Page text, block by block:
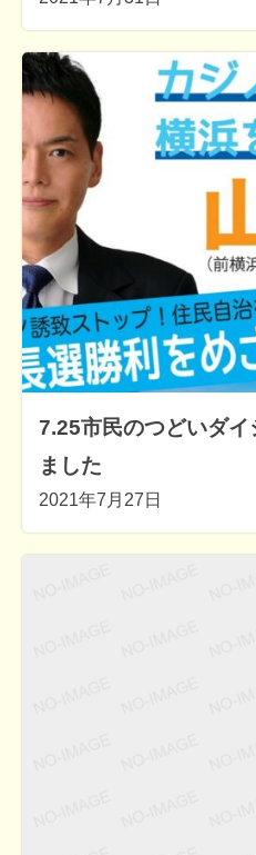
7.25市民のつどいダイ
ました
2021年7月27日